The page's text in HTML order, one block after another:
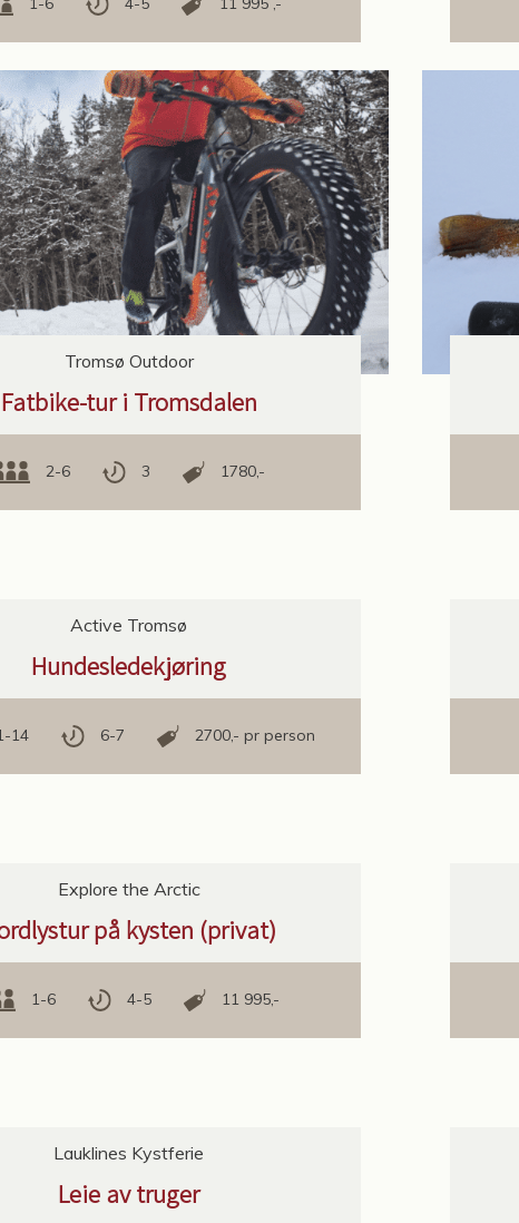
Tromsø Outdoor
Fatbike-tur i Tromsdalen
2-6 3 1780,-
Active Tromsø
Hundesledekjøring
14 6-7 2700,- pr person
Explore the Arctic
på kysten (privat)
1-6 4-5 11 995,-
Lauklines Kystferie
Leie av truger